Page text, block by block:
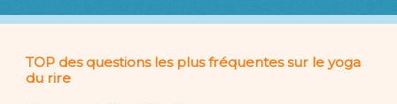
TOP des questions les plus fréquentes sur le yoga
du rire